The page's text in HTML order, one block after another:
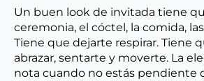
Un buen look de invitada tiene
ceremonia, el cóctel, la comida,
Tiene que dejarte respirar. Tiene
abrazar, sentarte y moverte. La
nota cuando no estás pendiente